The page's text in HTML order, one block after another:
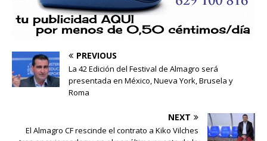
PREVIOUS
La 42 Edición del Festival de Almagro será
presentada en México, Nueva York, Brusela y
Roma
NEXT
El Almagro CF rescinde el contrato a Kiko Vilches